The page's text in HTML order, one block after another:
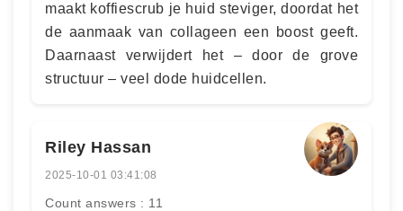
maakt koffiescrub je huid steviger, doordat het
de aanmaak van collageen een boost geeft.
Daarnaast verwijdert het – door de grove
structuur – veel dode huidcellen.
Riley Hassan
2025-10-01 03:41:08
Count answers : 11